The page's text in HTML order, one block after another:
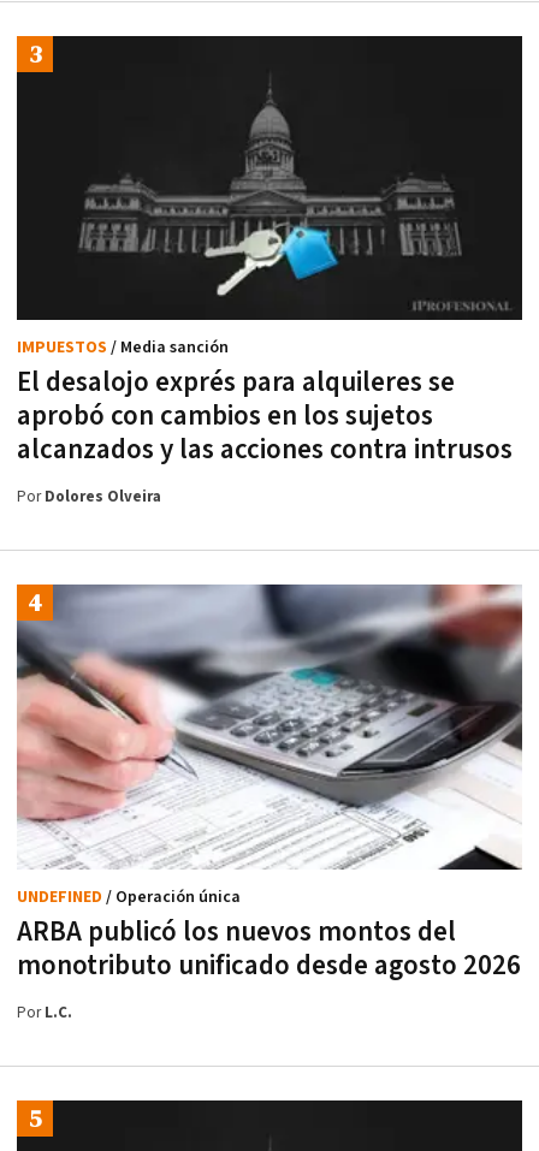
El desalojo exprés para alquileres se
aprobó con cambios en los sujetos
alcanzados y las acciones contra intrusos
IMPUESTOS / Media sanción
PorDolores Olveira
ARBA publicó los nuevos montos del
monotributo unificado desde agosto 2026
UNDEFINED / Operación única
PorL.C.